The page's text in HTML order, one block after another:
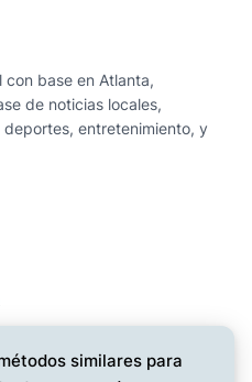
con base en Atlanta,
de noticias locales,
entretenimiento, y
similares para